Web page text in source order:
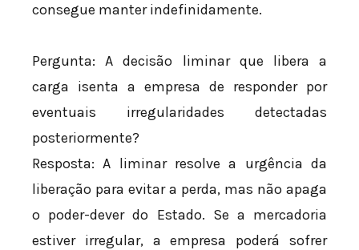
consegue manter indefinidamente.
Pergunta: A decisão liminar que libera a
carga isenta a empresa de responder por
eventuais irregularidades detectadas
posteriormente?
Resposta: A liminar resolve a urgência da
liberação para evitar a perda, mas não apaga
o poder-dever do Estado. Se a mercadoria
estiver irregular, a empresa poderá sofrer